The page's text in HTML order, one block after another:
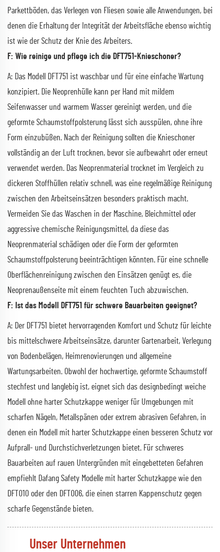
Parkettböden, das Verlegen von Fliesen sowie alle Anwendungen, bei
denen die Erhaltung der Integrität der Arbeitsfläche ebenso wichtig
ist wie der Schutz der Knie des Arbeiters.
F: Wie reinige und pflege ich die DFT751-Knieschoner?
A: Das Modell DFT751 ist waschbar und für eine einfache Wartung
konzipiert. Die Neoprenhülle kann per Hand mit mildem
Seifenwasser und warmem Wasser gereinigt werden, und die
geformte Schaumstoffpolsterung lässt sich ausspülen, ohne ihre
Form einzubüßen. Nach der Reinigung sollten die Knieschoner
vollständig an der Luft trocknen, bevor sie aufbewahrt oder erneut
verwendet werden. Das Neoprenmaterial trocknet im Vergleich zu
dickeren Stoffhüllen relativ schnell, was eine regelmäßige Reinigung
zwischen den Arbeitseinsätzen besonders praktisch macht.
Vermeiden Sie das Waschen in der Maschine, Bleichmittel oder
aggressive chemische Reinigungsmittel, da diese das
Neoprenmaterial schädigen oder die Form der geformten
Schaumstoffpolsterung beeinträchtigen könnten. Für eine schnelle
Oberflächenreinigung zwischen den Einsätzen genügt es, die
Neoprenaußenseite mit einem feuchten Tuch abzuwischen.
F: Ist das Modell DFT751 für schwere Bauarbeiten geeignet?
A: Der DFT751 bietet hervorragenden Komfort und Schutz für leichte
bis mittelschwere Arbeitseinsätze, darunter Gartenarbeit, Verlegung
von Bodenbelägen, Heimrenovierungen und allgemeine
Wartungsarbeiten. Obwohl der hochwertige, geformte Schaumstoff
stechfest und langlebig ist, eignet sich das designbedingt weiche
Modell ohne harter Schutzkappe weniger für Umgebungen mit
scharfen Nägeln, Metallspänen oder extrem abrasiven Gefahren, in
denen ein Modell mit harter Schutzkappe einen besseren Schutz vor
Aufprall- und Durchstichverletzungen bietet. Für schweres
Bauarbeiten auf rauen Untergründen mit eingebetteten Gefahren
empfiehlt Dafang Safety Modelle mit harter Schutzkappe wie den
DFT010 oder den DFT006, die einen starren Kappenschutz gegen
scharfe Gegenstände bieten.
Unser Unternehmen